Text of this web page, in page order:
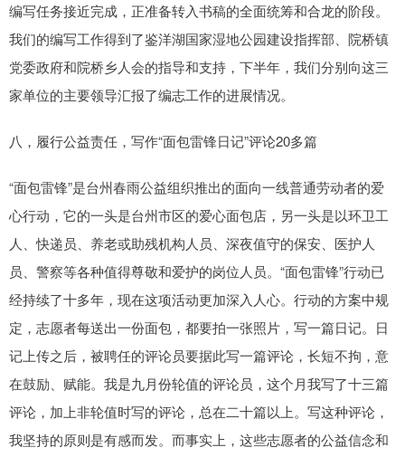
编写任务接近完成，正准备转入书稿的全面统筹和合龙的阶段。
我们的编写工作得到了鉴洋湖国家湿地公园建设指挥部、院桥镇
党委政府和院桥乡人会的指导和支持，下半年，我们分别向这三
家单位的主要领导汇报了编志工作的进展情况。
八，履行公益责任，写作“面包雷锋日记”评论20多篇
“面包雷锋”是台州春雨公益组织推出的面向一线普通劳动者的爱
心行动，它的一头是台州市区的爱心面包店，另一头是以环卫工
人、快递员、养老或助残机构人员、深夜值守的保安、医护人
员、警察等各种值得尊敬和爱护的岗位人员。“面包雷锋”行动已
经持续了十多年，现在这项活动更加深入人心。行动的方案中规
定，志愿者每送出一份面包，都要拍一张照片，写一篇日记。日
记上传之后，被聘任的评论员要据此写一篇评论，长短不拘，意
在鼓励、赋能。我是九月份轮值的评论员，这个月我写了十三篇
评论，加上非轮值时写的评论，总在二十篇以上。写这种评论，
我坚持的原则是有感而发。而事实上，这些志愿者的公益信念和